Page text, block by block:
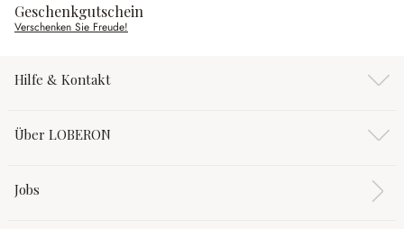
Geschenkgutschein
Verschenken Sie Freude!
Hilfe & Kontakt
Über LOBERON
Jobs